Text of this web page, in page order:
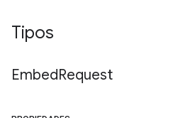
Tipos
EmbedRequest